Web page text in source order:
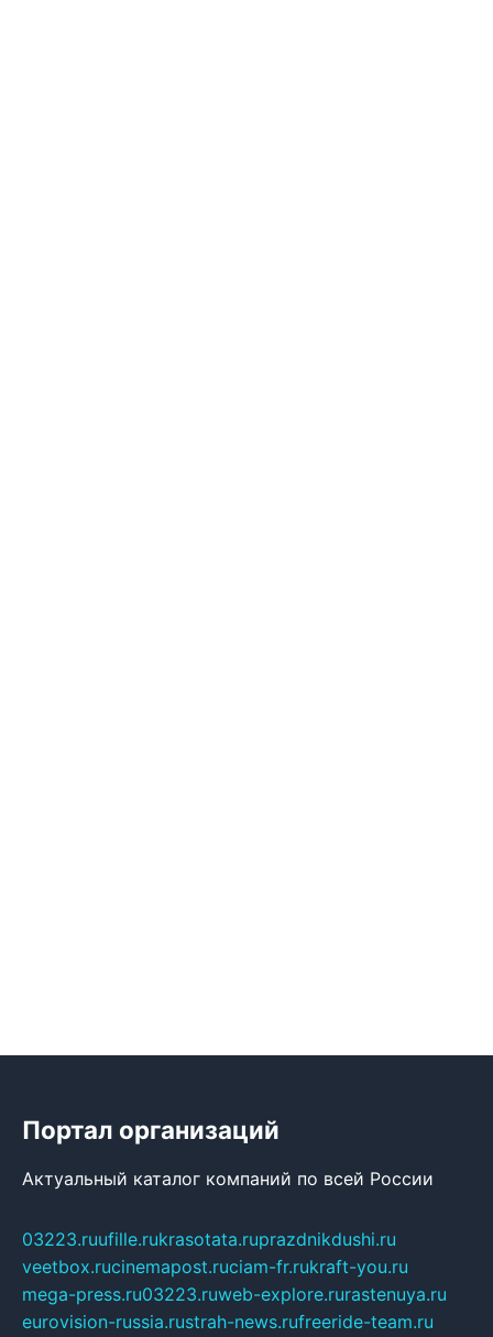
Портал организаций
Актуальный каталог компаний по всей России
03223.ruufille.rukrasotata.ruprazdnikdushi.ru
veetbox.rucinemapost.ruciam-fr.rukraft-you.ru
mega-press.ru03223.ruweb-explore.rurastenuya.ru
eurovision-russia.rustrah-news.rufreeride-team.ru